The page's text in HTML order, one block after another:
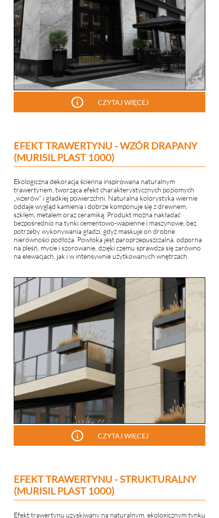
info CZYTAJ WIĘCEJ
EFEKT TRAWERTYNU - WZÓR DRAPANY
(MURISIL PLAST 1000)
Ekologiczna dekoracja ścienna inspirowana naturalnym
trawertynem, tworząca efekt charakterystycznych poziomych
„wżerów” i gładkiej powierzchni. Naturalna kolorystyka wiernie
oddaje wygląd kamienia i dobrze komponuje się z drewnem,
szkłem, metalem oraz ceramiką. Produkt można nakładać
bezpośrednio na tynki cementowo-wapienne i maszynowe, bez
potrzeby wykonywania gładzi, gdyż maskuje on drobne
nierówności podłoża. Powłoka jest paroprzepuszczalna, odporna
na pleśń, mycie i szorowanie, dzięki czemu sprawdza się zarówno
na elewacjach, jak i w intensywnie użytkowanych wnętrzach.
info CZYTAJ WIĘCEJ
EFEKT TRAWERTYNU - STRUKTURALNY
(MURISIL PLAST 1000)
Efekt trawertynu uzyskiwany na naturalnym, ekologicznym tynku